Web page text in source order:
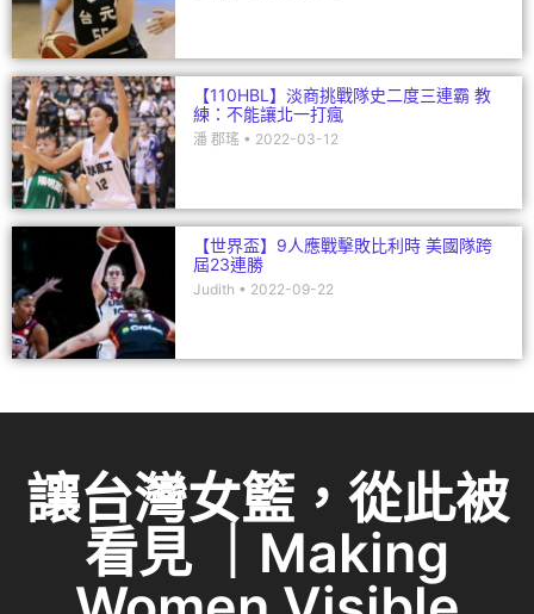
【110HBL】淡商挑戰隊史二度三連霸 教
練：不能讓北一打瘋
潘 郡瑤 2022-03-12
【世界盃】9人應戰擊敗比利時 美國隊跨
屆23連勝
Judith 2022-09-22
讓台灣女籃，從此被
看見 ｜Making